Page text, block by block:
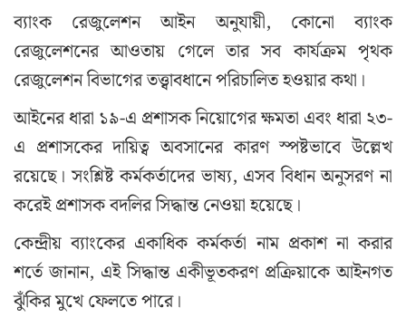
ব্যাংক রেজুলেশন আইন অনুযায়ী, কোনো ব্যাংক
রেজুলেশনের আওতায় গেলে তার সব কার্যক্রম পৃথক
রেজুলেশন বিভাগের তত্ত্বাবধানে পরিচালিত হওয়ার কথা।
আইনের ধারা ১৯-এ প্রশাসক নিয়োগের ক্ষমতা এবং ধারা ২৩-
এ প্রশাসকের দায়িত্ব অবসানের কারণ স্পষ্টভাবে উল্লেখ
রয়েছে। সংশ্লিষ্ট কর্মকর্তাদের ভাষ্য, এসব বিধান অনুসরণ না
করেই প্রশাসক বদলির সিদ্ধান্ত নেওয়া হয়েছে।
কেন্দ্রীয় ব্যাংকের একাধিক কর্মকর্তা নাম প্রকাশ না করার
শর্তে জানান, এই সিদ্ধান্ত একীভূতকরণ প্রক্রিয়াকে আইনগত
ঝুঁকির মুখে ফেলতে পারে।